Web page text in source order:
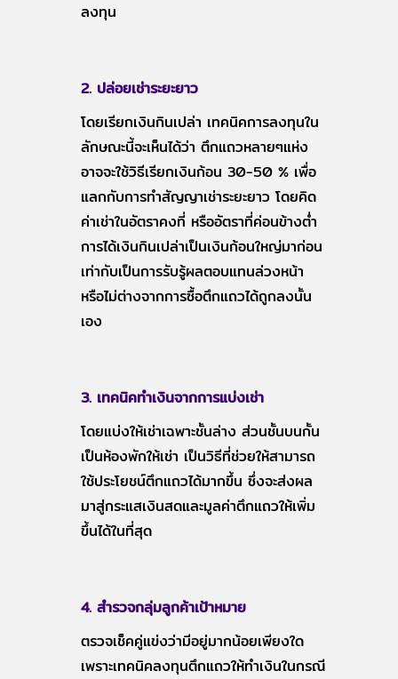
ลงทุน
2. ปล่อยเช่าระยะยาว
โดยเรียกเงินกินเปล่า เทคนิคการลงทุนใน
ลักษณะนี้จะเห็นได้ว่า ตึกแถวหลายๆแห่ง
อาจจะใช้วิธีเรียกเงินก้อน 30-50 % เพื่อ
แลกกับการทำสัญญาเช่าระยะยาว โดยคิด
ค่าเช่าในอัตราคงที่ หรืออัตราที่ค่อนข้างต่ำ
การได้เงินกินเปล่าเป็นเงินก้อนใหญ่มาก่อน
เท่ากับเป็นการรับรู้ผลตอบแทนล่วงหน้า
หรือไม่ต่างจากการซื้อตึกแถวได้ถูกลงนั้น
เอง
3. เทคนิคทำเงินจากการแบ่งเช่า
โดยแบ่งให้เช่าเฉพาะชั้นล่าง ส่วนชั้นบนกั้น
เป็นห้องพักให้เช่า เป็นวิธีที่ช่วยให้สามารถ
ใช้ประโยชน์ตึกแถวได้มากขึ้น ซึ่งจะส่งผล
มาสู่กระแสเงินสดและมูลค่าตึกแถวให้เพิ่ม
ขึ้นได้ในที่สุด
4. สำรวจกลุ่มลูกค้าเป้าหมาย
ตรวจเช็คคู่แข่งว่ามีอยู่มากน้อยเพียงใด
เพราะเทคนิคลงทุนตึกแถวให้ทำเงินในกรณี